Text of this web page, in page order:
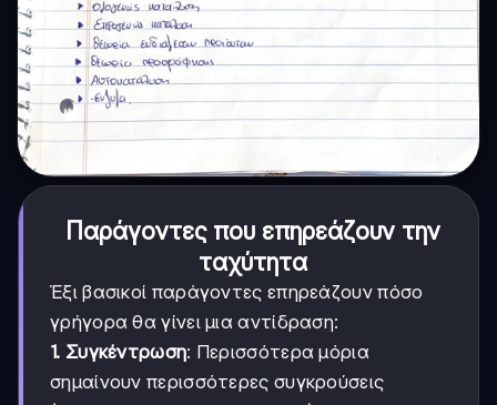
Παράγοντες που επηρεάζουν την
ταχύτητα
Έξι βασικοί παράγοντες επηρεάζουν πόσο
γρήγορα θα γίνει μια αντίδραση:
1. Συγκέντρωση: Περισσότερα μόρια
σημαίνουν περισσότερες συγκρούσεις